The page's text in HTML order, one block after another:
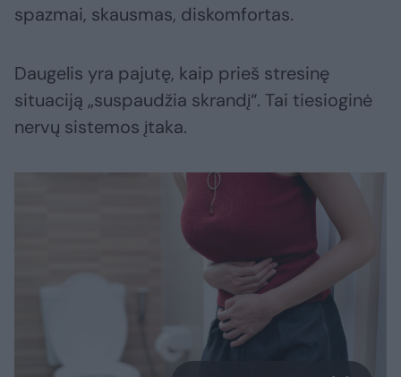
spazmai, skausmas, diskomfortas.
Daugelis yra pajutę, kaip prieš stresinę
situaciją „suspaudžia skrandį“. Tai tiesioginė
nervų sistemos įtaka.